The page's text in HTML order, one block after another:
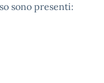
sono presenti: